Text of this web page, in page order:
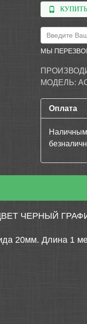
МЫ
МОДЕЛЬ:
Оплата
ЧЕРНЫЙ
20мм. Длина 1